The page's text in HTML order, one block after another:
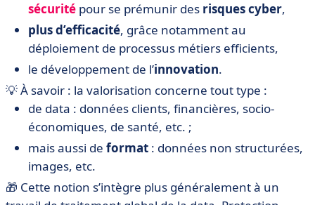
sécurité pour se prémunir des risques cyber,
plus d’efficacité, grâce notamment au
déploiement de processus métiers efficients,
le développement de l’innovation.
💡 À savoir : la valorisation concerne tout type :
de data : données clients, financières, socio-
économiques, de santé, etc. ;
mais aussi de format : données non structurées,
images, etc.
🎁 Cette notion s’intègre plus généralement à un